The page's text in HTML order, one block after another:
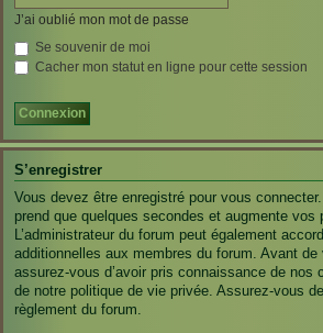
J’ai oublié mon mot de passe
Se souvenir de moi
Cacher mon statut en ligne pour cette session
S’enregistrer
Vous devez être enregistré pour vous connecter.
prend que quelques secondes et augmente vos
L’administrateur du forum peut également
additionnelles aux membres du forum. Avant de
assurez-vous d’avoir pris connaissance de nos
de notre politique de vie privée. Assurez-vous
règlement du forum.